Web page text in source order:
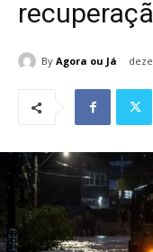
By Agora ou Já